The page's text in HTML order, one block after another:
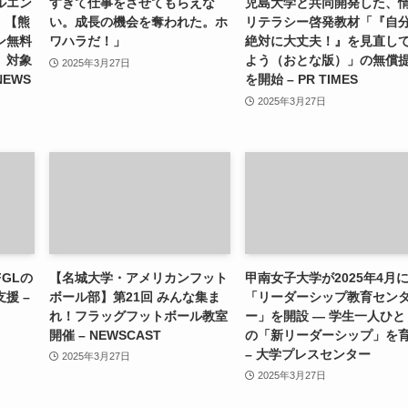
【熊
無料
対象
い。成長の機会を奪われた。ホ
ワハラだ！」
2025年3月27日
リテラシー啓発教材「『自
絶対に大丈夫！』を見直し
よう（おとな版）」の無償
を開始 – PR TIMES
2025年3月27日
の
援 –
【名城大学・アメリカンフット
ボール部】第21回 みんな集ま
れ！フラッグフットボール教室
開催 – NEWSCAST
2025年3月27日
甲南女子大学が2025年4月に
「リーダーシップ教育セン
ー」を開設 ― 学生一人ひと
の「新リーダーシップ」を
– 大学プレスセンター
2025年3月27日